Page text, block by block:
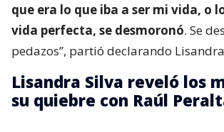
que era lo que iba a ser mi vida, o
vida perfecta, se desmoronó. Se
pedazos”, partió declarando
Lisandra Silva reveló los
su quiebre con Raúl